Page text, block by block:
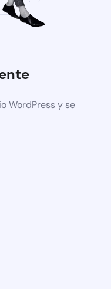
WordPress y se